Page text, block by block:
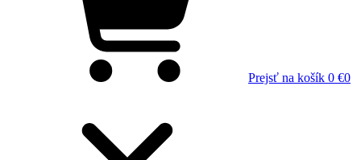
Prejsť na košík 0 €0